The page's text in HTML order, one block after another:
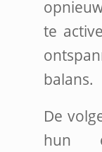
te
balans.
De
hun